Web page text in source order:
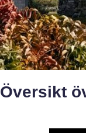
Översikt